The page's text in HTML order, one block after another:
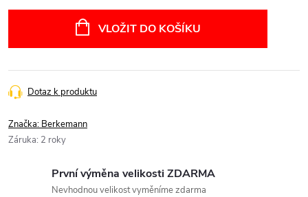
VLOŽIT DO KOŠÍKU
Dotaz k produktu
Značka: Berkemann
Záruka: 2 roky
První výměna velikosti ZDARMA
Nevhodnou velikost vyměníme zdarma